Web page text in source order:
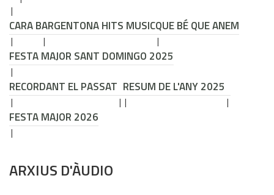
CARA BARGENTONA HITS MUSICQUE BÉ QUE ANEM
FESTA MAJOR SANT DOMINGO 2025
RECORDANT EL PASSAT RESUM DE L'ANY 2025
FESTA MAJOR 2026
ARXIUS D'ÀUDIO